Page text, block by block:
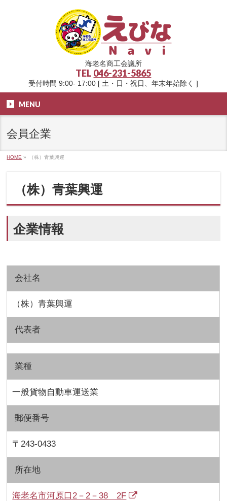
海老名商工会議所
TEL 046-231-5865
受付時間 9:00- 17:00 [ 土・日・祝日、年末年始除く ]
MENU
会員企業
HOME » （株）青葉興運
（株）青葉興運
企業情報
会社名
（株）青葉興運
代表者
業種
一般貨物自動車運送業
郵便番号
〒243-0433
所在地
海老名市河原口2－2－38 2F